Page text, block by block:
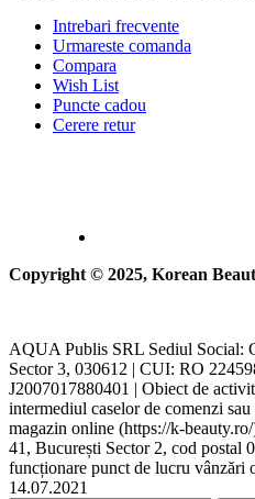
Intrebari frecvente
Urmareste comanda
Compara
Wish List
Puncte cadou
Cerere retur
Copyright © 2025, Korean
AQUA Publis SRL Sediul Social:
Sector 3, 030612 | CUI: RO
J2007017880401 | Obiect de
intermediul caselor de comenzi
magazin online (https://k-
41, București Sector 2, cod postal
funcționare punct de lucru
14.07.2021